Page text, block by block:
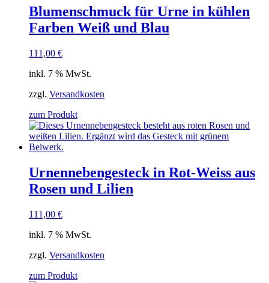
Blumenschmuck für Urne in kühlen
Farben Weiß und Blau
111,00 €
inkl. 7 % MwSt.
zzgl. Versandkosten
zum Produkt
Urnennebengesteck in Rot-Weiss aus
Rosen und Lilien
111,00 €
inkl. 7 % MwSt.
zzgl. Versandkosten
zum Produkt